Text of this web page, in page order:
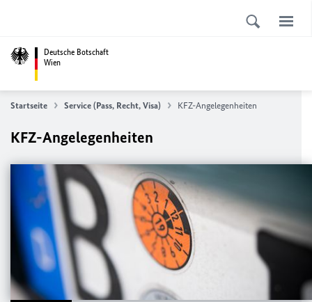
Deutsche Botschaft
Wien
Startseite Service (Pass, Recht, Visa) KFZ-Angelegenheiten
KFZ-Angelegenheiten